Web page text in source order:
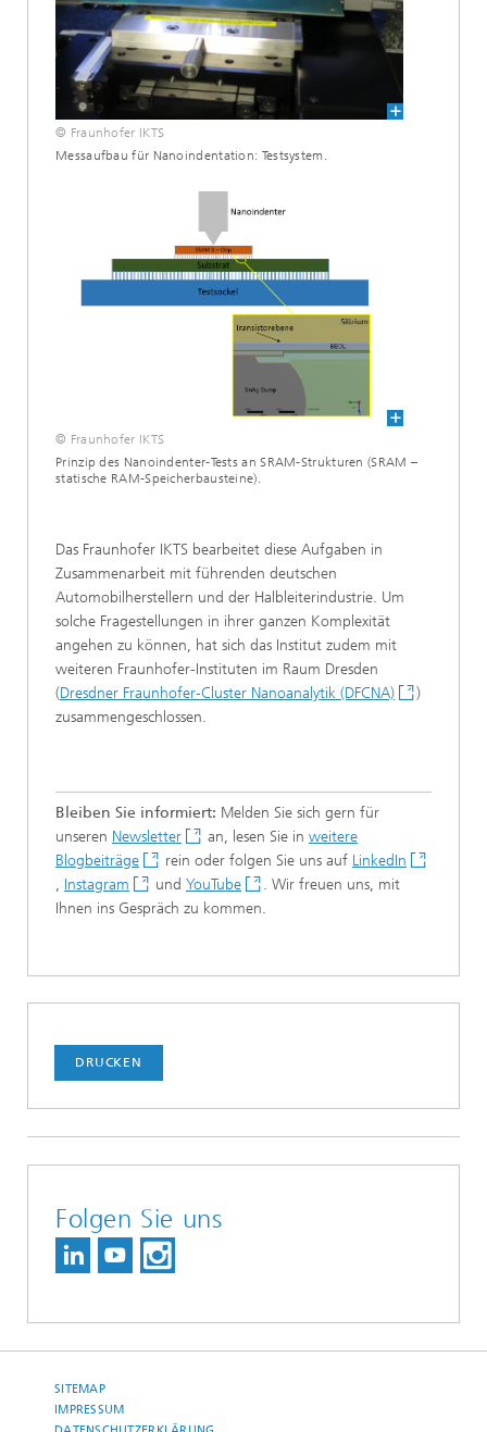
© Fraunhofer IKTS
Messaufbau für Nanoindentation: Testsystem.
© Fraunhofer IKTS
Prinzip des Nanoindenter-Tests an SRAM-Strukturen (SRAM –
statische RAM-Speicherbausteine).
Das Fraunhofer IKTS bearbeitet diese Aufgaben in
Zusammenarbeit mit führenden deutschen
Automobilherstellern und der Halbleiterindustrie. Um
solche Fragestellungen in ihrer ganzen Komplexität
angehen zu können, hat sich das Institut zudem mit
weiteren Fraunhofer-Instituten im Raum Dresden
(Dresdner Fraunhofer-Cluster Nanoanalytik (DFCNA)
)
zusammengeschlossen.
Bleiben Sie informiert: Melden Sie sich gern für
unseren Newsletter an, lesen Sie in weitere
Blogbeiträge
rein oder folgen Sie uns auf LinkedIn
, Instagram und YouTube
. Wir freuen uns, mit
Ihnen ins Gespräch zu kommen.
DRUCKEN
Folgen Sie uns
SITEMAP
IMPRESSUM